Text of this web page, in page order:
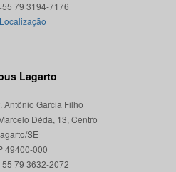
Localização
Lagarto
Antônio Garcia Filho
Déda, 13, Centro
SE
49400-000